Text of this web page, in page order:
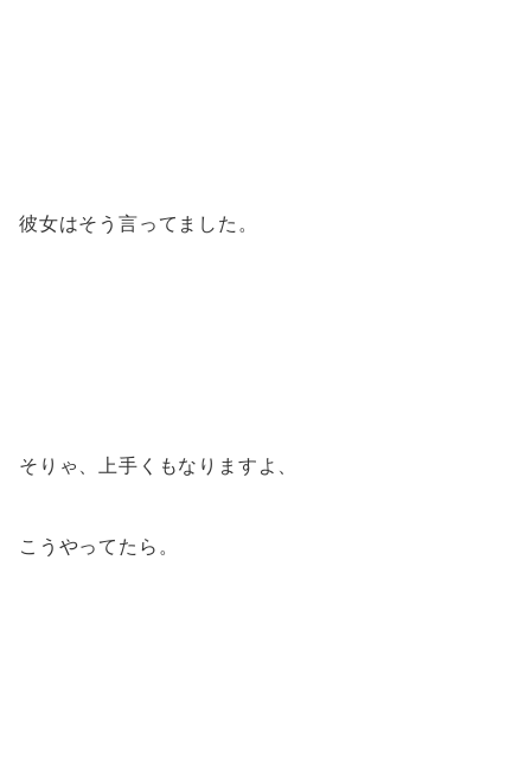
彼女はそう言ってました。
そりゃ、上手くもなりますよ、
こうやってたら。